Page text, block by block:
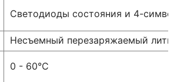
Светодиоды состояния и 4-
Несъемный перезаряжаемый
0 - 60°С